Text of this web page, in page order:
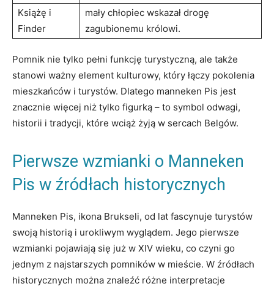
Książę i
Finder
mały​ chłopiec wskazał drogę
zagubionemu królowi.
Pomnik nie tylko pełni funkcję⁢ turystyczną, ale także⁢
stanowi ważny element‍ kulturowy, który ‌łączy⁣ pokolenia
mieszkańców i turystów. Dlatego ‌manneken Pis​ jest
znacznie więcej niż tylko figurką – to symbol odwagi,
historii i tradycji, które ‌wciąż żyją ‌w sercach Belgów.
Pierwsze wzmianki o Manneken
Pis w ⁤źródłach historycznych
Manneken Pis, ikona Brukseli, ⁢od lat‍ fascynuje turystów
swoją historią i‍ urokliwym⁤ wyglądem. ⁢Jego​ pierwsze
wzmianki pojawiają się już w XIV wieku, co czyni go
jednym z najstarszych pomników w ⁤mieście. W ​źródłach
historycznych można ⁤znaleźć różne interpretacje